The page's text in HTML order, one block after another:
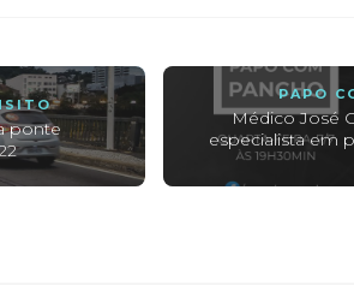
ponte
PAPO
Médico José
especialista em